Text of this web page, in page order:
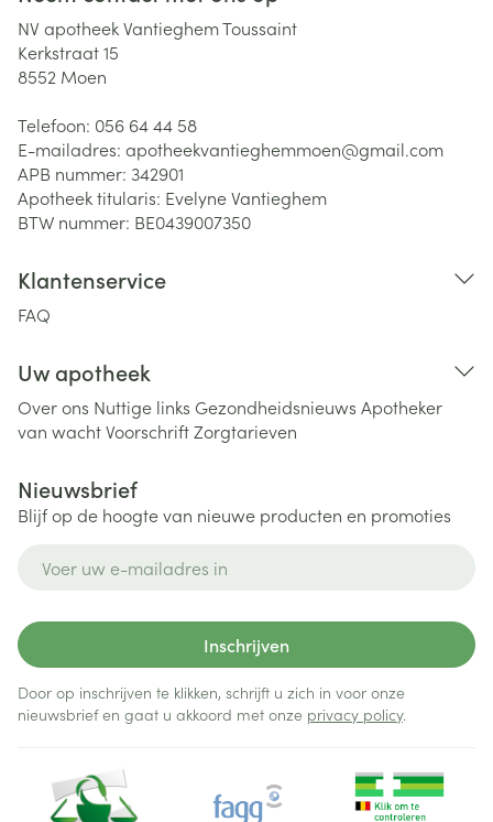
NV apotheek Vantieghem Toussaint
Kerkstraat 15
8552 Moen
Telefoon: 056 64 44 58
E-mailadres: apotheekvantieghemmoen@gmail.com
APB nummer: 342901
Apotheek titularis: Evelyne Vantieghem
BTW nummer: BE0439007350
Klantenservice
FAQ
Uw apotheek
Over ons Nuttige links Gezondheidsnieuws Apotheker
van wachtVoorschriftZorgtarieven
Nieuwsbrief
Blijf op de hoogte van nieuwe producten en promoties
Inschrijven
Door op inschrijven te klikken, schrijft u zich in voor onze
nieuwsbrief en gaat u akkoord met onze privacy policy.